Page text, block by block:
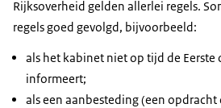
Rijksoverheid gelden allerlei regels.
regels goed gevolgd, bijvoorbeeld:
als het kabinet niet op tijd de Eerste
informeert;
als een aanbesteding (een